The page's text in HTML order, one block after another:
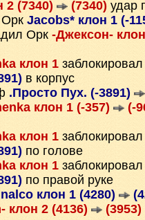
2 (7340) (7340) удар
Jacobs* клон 1 (-
Орк -Джексон-
клон 1
в корпус
.Просто Пух. (-3891)
клон 1 (-357)
(-
клон 1
по голове
клон 1
по правой руке
nalco клон 1 (4280)
клон 2 (4136) (3953)